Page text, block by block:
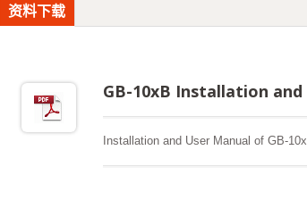
资料下载
GB-10xB Installation and
Installation and User Manual of GB-